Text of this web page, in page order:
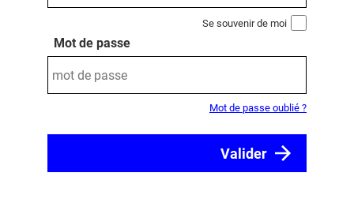
Se souvenir de moi
Mot de passe
Mot de passe oublié ?